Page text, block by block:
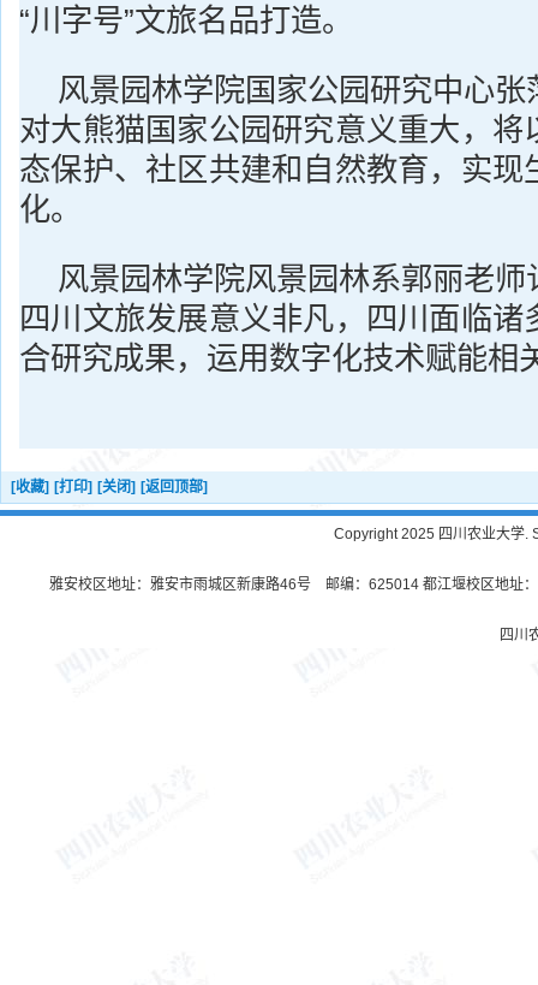
“川字号”文旅名品打造。
风景园林学院国家公园研究中心
对大熊猫国家公园研究意义重大，将
态保护、社区共建和自然教育，实现
化。
风景园林学院风景园林系郭丽老
四川文旅发展意义非凡，四川面临诸
合研究成果，运用数字化技术赋能相
[收藏] [打印] [关闭] [返回顶部]
Copyright 2025 四川农业大学.
雅安校区地址：雅安市雨城区新康路46号 邮编：625014 都江堰校区地址
四川